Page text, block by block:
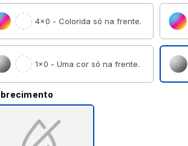
4×0 - Colorida só na frente.
1×0 - Uma cor só na frente.